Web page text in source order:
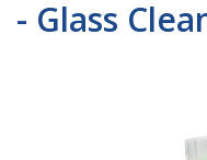
- Glass